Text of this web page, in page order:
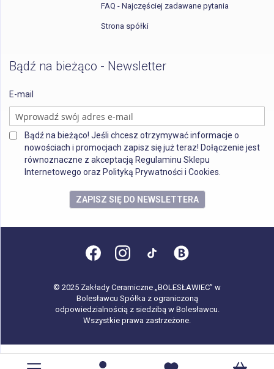
FAQ - Najczęściej zadawane pytania
Strona spółki
Bądź na bieżąco - Newsletter
E-mail
Bądź na bieżąco! Jeśli chcesz otrzymywać informacje o
nowościach i promocjach zapisz się już teraz! Dołączenie jest
równoznaczne z akceptacją Regulaminu Sklepu
Internetowego oraz Polityką Prywatności i Cookies.
ZAPISZ SIĘ DO NEWSLETTERA
© 2025 Zakłady Ceramiczne „BOLESŁAWIEC” w
Bolesławcu Spółka z ograniczoną
odpowiedzialnością z siedzibą w Bolesławcu.
Wszystkie prawa zastrzeżone.